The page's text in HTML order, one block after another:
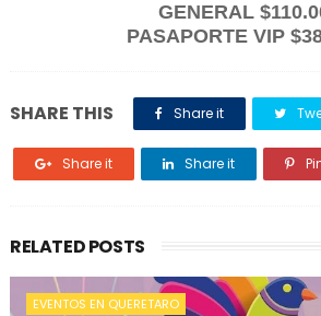
GENERAL
PASAPORTE VIP
SHARE THIS Share it
Share it Share it
RELATED POSTS
EVENTOS EN QUERETARO